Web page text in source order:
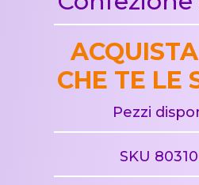
CHE TE LE
Pezzi
SKU